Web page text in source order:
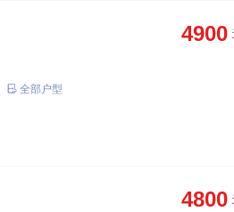
4900
全部户型
4800